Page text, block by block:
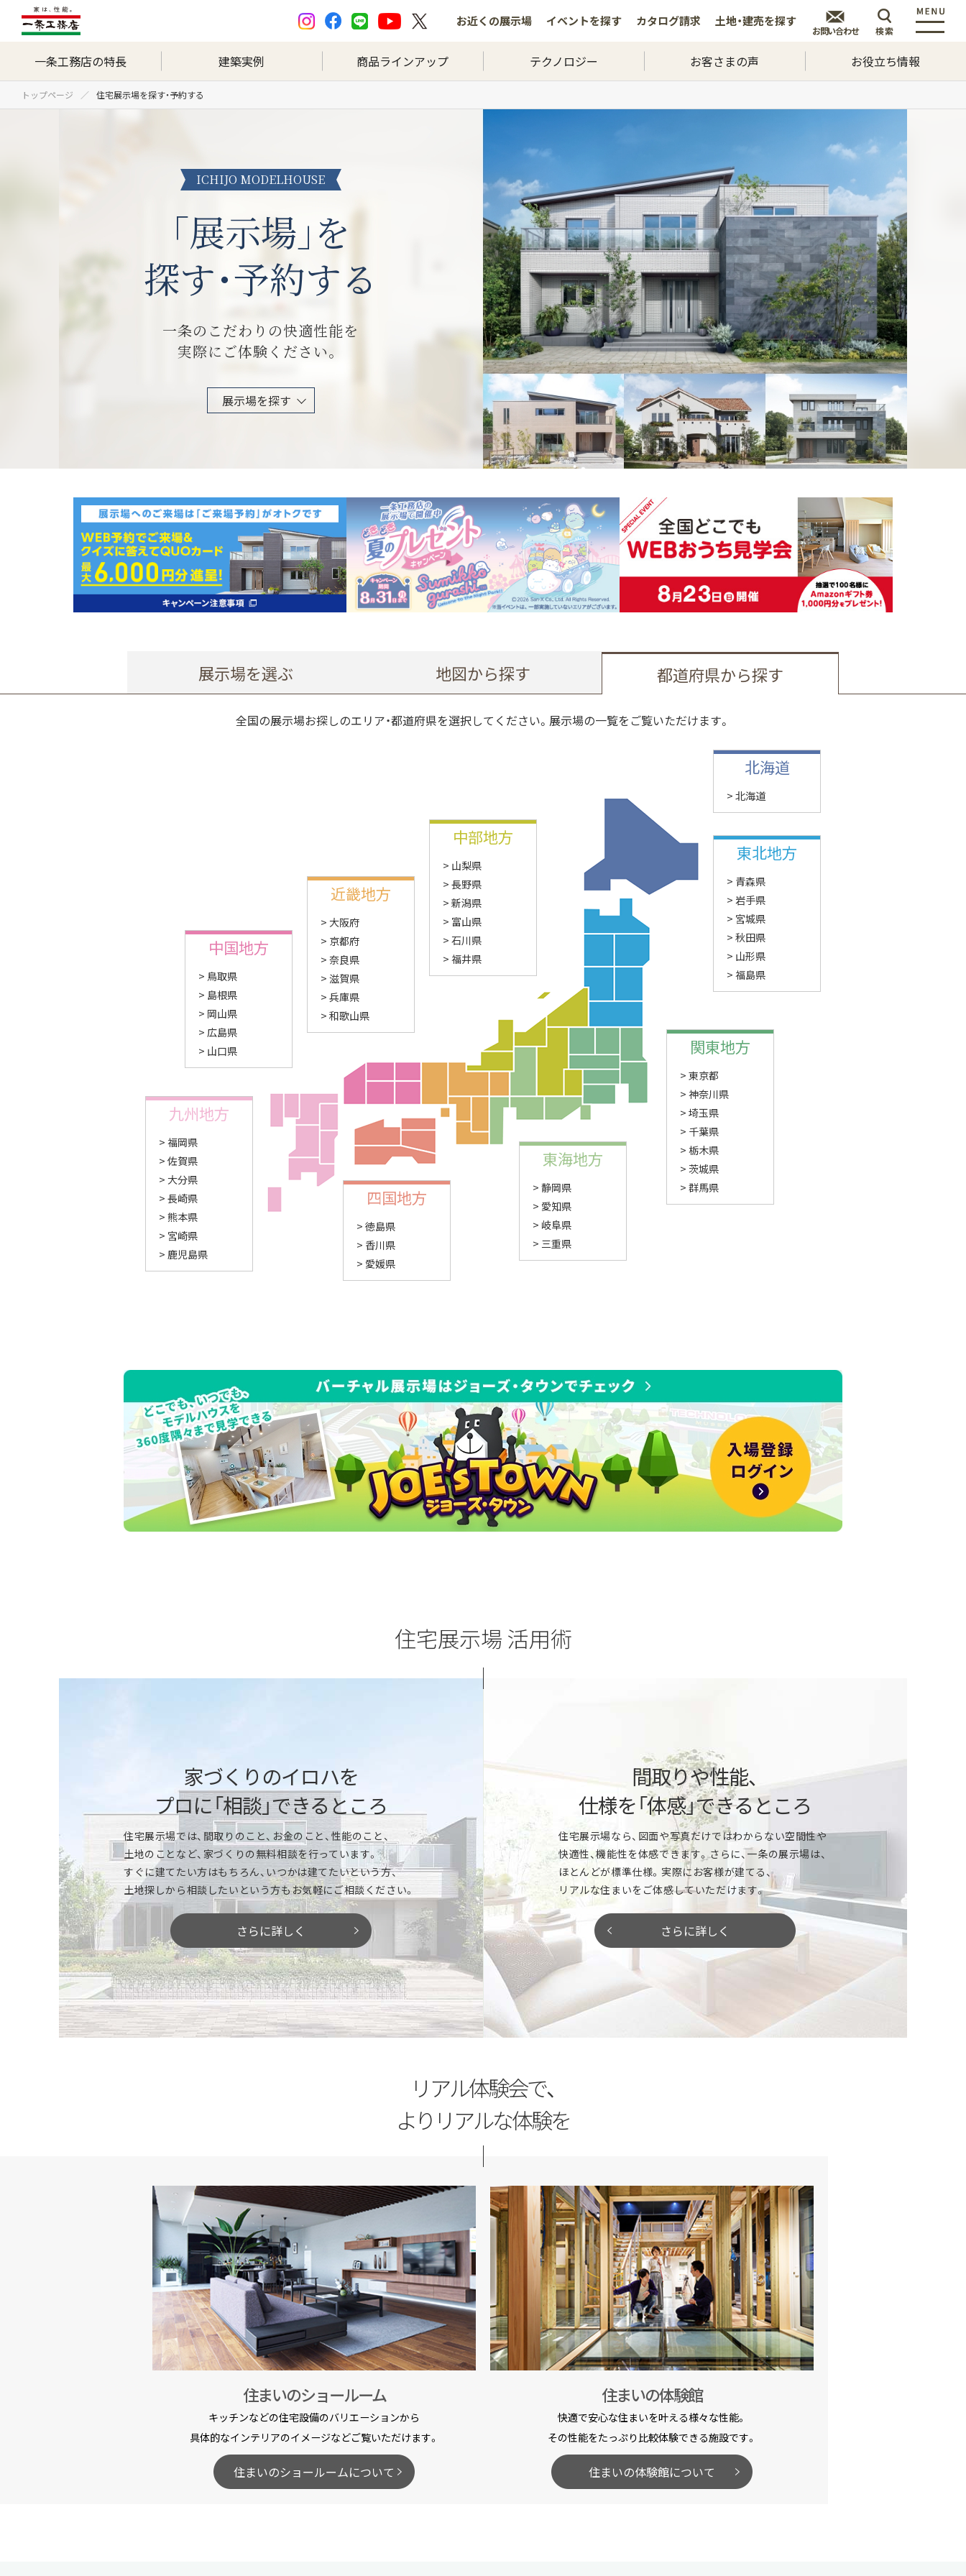
お近くの展示場 イベントを探す カタログ請求 土地・建売を探す
お問い合わせ 検索
一条工務店の特長 建築実例 商品ラインアップ テクノロジー お客さまの声 お役立ち情報
トップページ 住宅展示場を探す・予約する
ICHIJO MODELHOUSE
｢展示場｣を
探す･予約する
一条のこだわりの快適性能を
実際にご体験ください。
展示場を探す
展示場を選ぶ 地図から探す 都道府県から探す
全国の展示場お探しのエリア・都道府県を選択してください。展示場の一覧をご覧いただけます。
北海道
北海道
東北地方
青森県
岩手県
宮城県
秋田県
山形県
福島県
関東地方
東京都
神奈川県
埼玉県
千葉県
栃木県
茨城県
群馬県
中部地方
山梨県
長野県
新潟県
富山県
石川県
福井県
東海地方
静岡県
愛知県
岐阜県
三重県
近畿地方
大阪府
京都府
奈良県
滋賀県
兵庫県
和歌山県
中国地方
鳥取県
島根県
岡山県
広島県
山口県
四国地方
徳島県
香川県
愛媛県
九州地方
福岡県
佐賀県
大分県
長崎県
熊本県
宮崎県
鹿児島県
住宅展示場 活用術
家づくりのイロハを
プロに「相談」できるところ
住宅展示場では、間取りのこと、お金のこと、性能のこと、
土地のことなど、家づくりの無料相談を行っています。
すぐに建てたい方はもちろん、いつかは建てたいという方、
土地探しから相談したいという方もお気軽にご相談ください。
さらに詳しく
家づくりのスケジュール、ご予算や住宅ローンなどの資金計画まで、
家づくりのプロが丁寧にご提案いたします。
「いつかは建てたい」という方
マイホーム実現までのスケジュールは？家づくりの資金計画は？
家の性能はどこが違う？などなど、家づくりをはじめる上で気になることは
お気軽にご相談ください。
「土地探しから相談したい」という方
夢のマイホームを建てるには、どんな土地がいいのでしょう？
家づくりのプロとして、最良の土地探しをしっかりサポートします。
間取りや性能、
仕様を「体感」できるところ
住宅展示場なら、図面や写真だけではわからない空間性や
快適性、機能性を体感できます。さらに、一条の展示場は、
ほとんどが標準仕様。実際にお客様が建てる、
リアルな住まいをご体感していただけます。
さらに詳しく
ータだけではわかりにくい快適性を実感できます。
「標準仕様」を体感
特別感のあるモデルハウスも、一条ならほとんどが「標準仕様」。キッチン、洗面
所、浴室、トイレ、収納やインテリア、外壁など気になるアイテムをまとめてご覧
ください。機能性、デザイン性、カラーやサイズなど、新しい暮らしをイメージ
いただけます。※商品により標準仕様は異なります。
「間取りや広さ」を体感
空間の広がりや奥行き感、部屋と部屋のつながりなど、図面や写真だけではわか
りにくい広さや間取り、動線などをご体感いただけます。椅子や床に座ったり、
部屋と部屋を行き来したり、ご家族でじっくり確認して、新しい住まいのヒント
を見つけてください。
リアル体験会で、
よりリアルな体験を
住まいのショールーム
キッチンなどの住宅設備のバリエーションから
具体的なインテリアのイメージなどご覧いただけます。
住まいのショールームについて
住まいの体験館
快適で安心な住まいを叶える様々な性能。
その性能をたっぷり比較体験できる施設です。
住まいの体験館について